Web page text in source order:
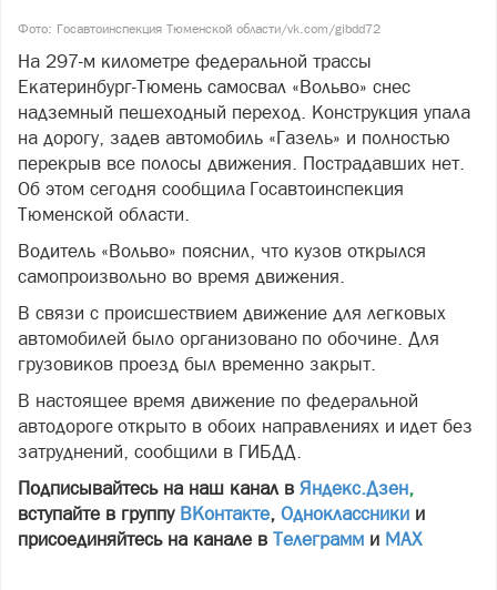
Фото: Госавтоинспекция Тюменской области/vk.com/gibdd72
На 297-м километре федеральной трассы
Екатеринбург-Тюмень самосвал «Вольво» снес
надземный пешеходный переход. Конструкция упала
на дорогу, задев автомобиль «Газель» и полностью
перекрыв все полосы движения. Пострадавших нет.
Об этом сегодня сообщила Госавтоинспекция
Тюменской области.
Водитель «Вольво» пояснил, что кузов открылся
самопроизвольно во время движения.
В связи с происшествием движение для легковых
автомобилей было организовано по обочине. Для
грузовиков проезд был временно закрыт.
В настоящее время движение по федеральной
автодороге открыто в обоих направлениях и идет без
затруднений, сообщили в ГИБДД.
Подписывайтесь на наш канал в Яндекс.Дзен,
вступайте в группу ВКонтакте, Одноклассники и
присоединяйтесь на канале в Телеграмм и МАХ